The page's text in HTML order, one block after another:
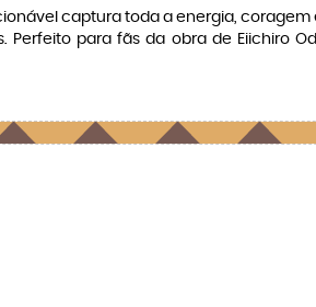
captura toda a energia,
para fãs da obra de Eiichiro